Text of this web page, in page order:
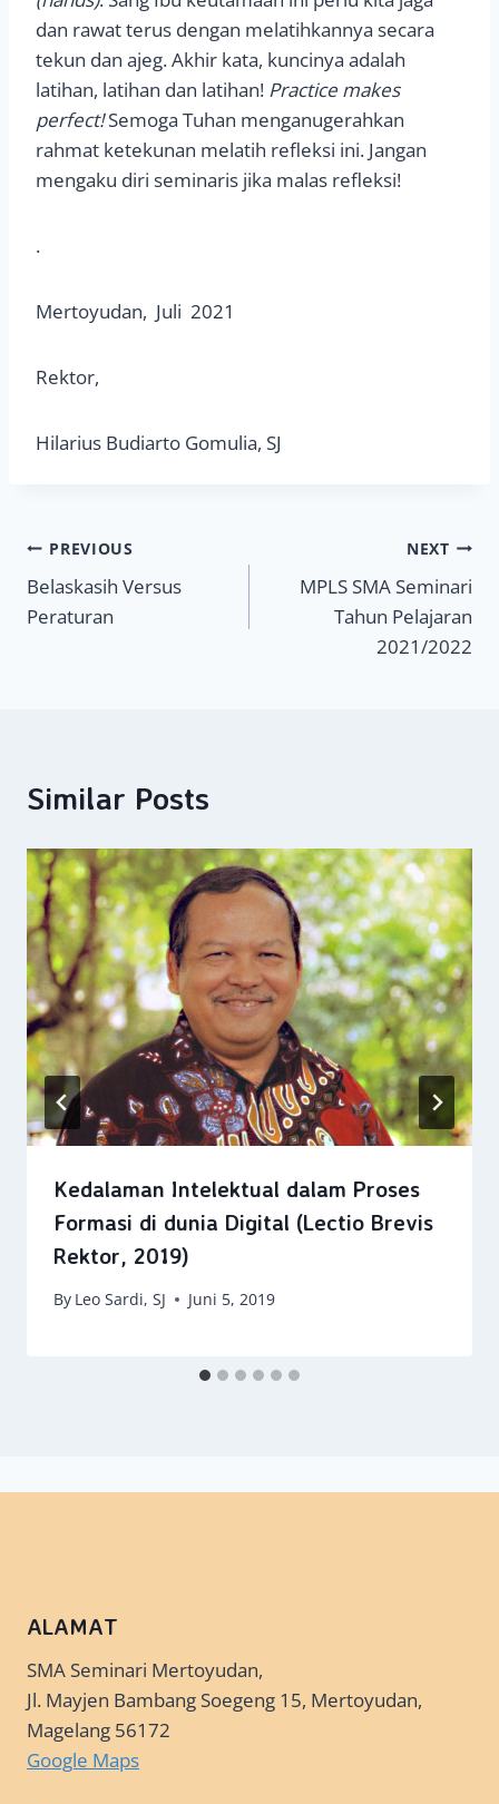
dan rawat terus dengan melatihkannya secara
tekun dan ajeg. Akhir kata, kuncinya adalah
latihan, latihan dan latihan! Practice makes
perfect!Semoga Tuhan menganugerahkan
rahmat ketekunan melatih refleksi ini. Jangan
mengaku diri seminaris jika malas refleksi!
.
Mertoyudan, Juli 2021
Rektor,
Hilarius Budiarto Gomulia, SJ
Navigasi
pos
PREVIOUS
Belaskasih Versus
Peraturan
NEXT
MPLS SMA Seminari
Tahun Pelajaran
2021/2022
Similar Posts
Kedalaman Intelektual dalam Proses
Formasi di dunia Digital (Lectio Brevis
Rektor, 2019)
By Leo Sardi, SJ Juni 5, 2019
ALAMAT
SMA Seminari Mertoyudan,
Jl. Mayjen Bambang Soegeng 15, Mertoyudan,
Magelang 56172
Google Maps